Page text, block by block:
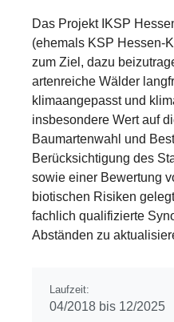
Das Projekt IKSP
(ehemals KSP Hessen-
zum Ziel, dazu
artenreiche Wälder
klimaangepasst und
insbesondere Wert auf
Baumartenwahl und
Berücksichtigung des
sowie einer Bewertung
biotischen Risiken
fachlich qualifizierte
Abständen zu
Laufzeit:
04/2018 bis 12/2025